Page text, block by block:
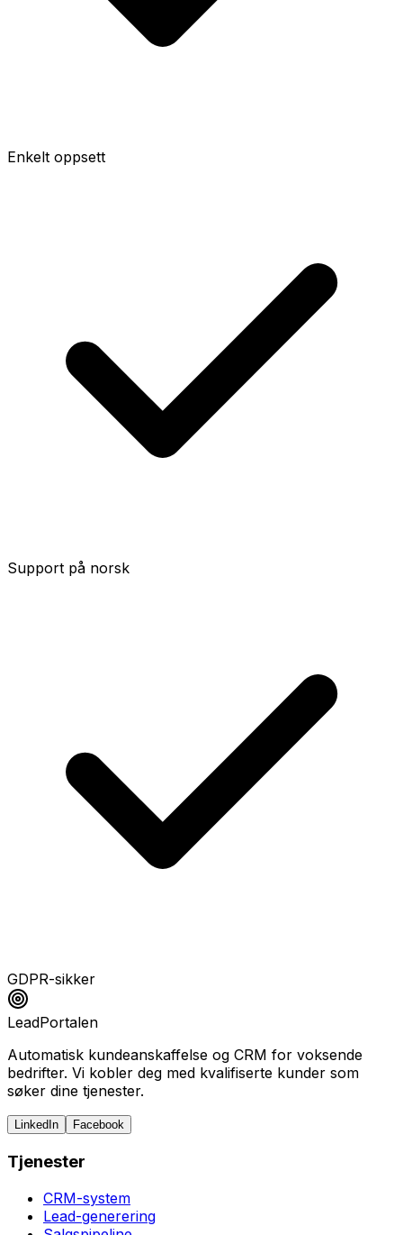
Enkelt oppsett
Support på norsk
GDPR-sikker
LeadPortalen
Automatisk kundeanskaffelse og CRM for voksende
bedrifter. Vi kobler deg med kvalifiserte kunder som
søker dine tjenester.
LinkedIn Facebook
Tjenester
CRM-system
Lead-generering